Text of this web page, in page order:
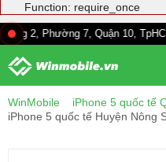
Function: require_once
7, Quận 10, TpHCM - 512
WinMobile
iPhone 5 quốc tế
iPhone 5 quốc tế Huyện Nông